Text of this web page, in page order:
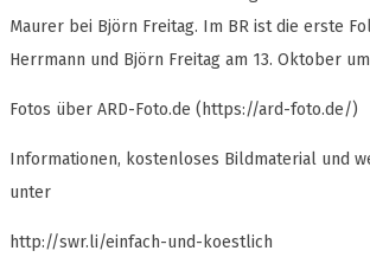
Maurer bei Björn Freitag. Im BR ist die erste
Herrmann und Björn Freitag am 13. Oktober
Fotos über ARD-Foto.de (https://ard-foto.de/)
Informationen, kostenloses Bildmaterial und
unter
http://swr.li/einfach-und-koestlich